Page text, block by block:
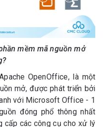
mềm mã nguồn mở
OpenOffice, là một
mở, được phát triển bởi
với Microsoft Office - 1
đóng phổ thông nhất
cấp các công cụ cho xử lý